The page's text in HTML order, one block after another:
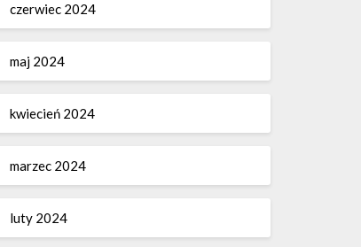
czerwiec 2024
maj 2024
kwiecień 2024
marzec 2024
luty 2024